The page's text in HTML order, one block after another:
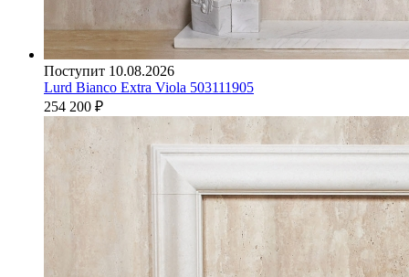
Поступит 10.08.2026
Lurd Bianco Extra Viola 503111905
254 200 ₽